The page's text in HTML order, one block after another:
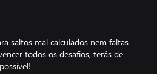
saltos mal calculados nem faltas
todos os desafios, terás de